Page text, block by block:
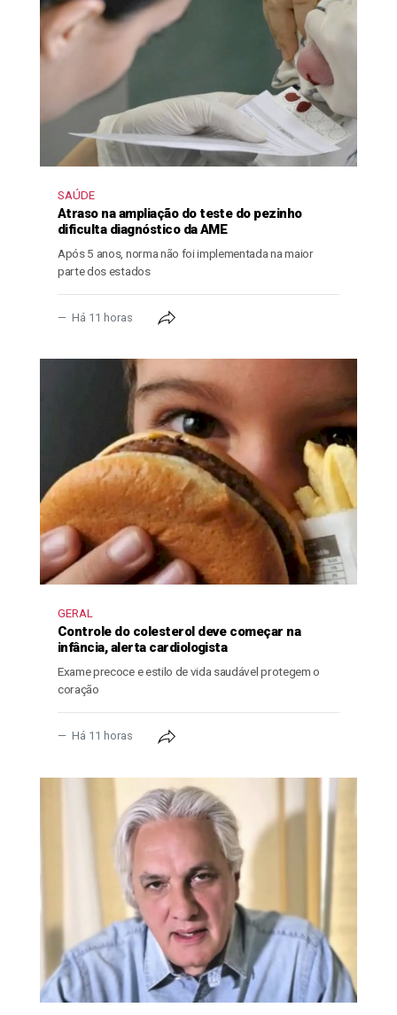
SAÚDE
Atraso na ampliação do teste do pezinho
dificulta diagnóstico da AME
Após 5 anos, norma não foi implementada na maior
parte dos estados
Há 11 horas
GERAL
Controle do colesterol deve começar na
infância, alerta cardiologista
Exame precoce e estilo de vida saudável protegem o
coração
Há 11 horas